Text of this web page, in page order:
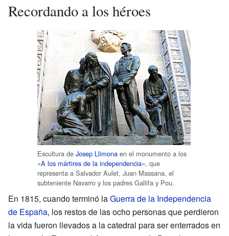
Recordando a los héroes
Escultura de Josep Llimona en el monumento a los
«A los mártires de la independencia», que
representa a Salvador Aulet, Juan Massana, el
subteniente Navarro y los padres Gallifa y Pou.
En 1815, cuando terminó laGuerra de la Independencia
de España, los restos de las ocho personas que perdieron
la vida fueron llevados a la catedral para ser enterrados en